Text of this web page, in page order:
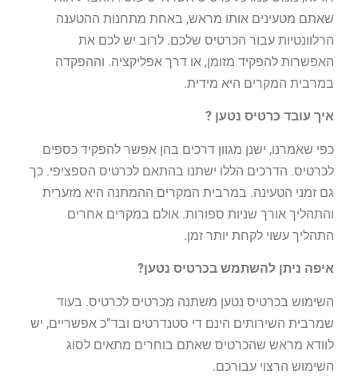
שאתם מטעינים אותו מראש, באחת מתחנות ההטענה
הרלוונטיות עבור הכרטיס שלכם. לרוב יש לכם את
האפשרות להפקיד מזומן, או דרך אפליקציה. וההפקדה
במרבית המקרים היא מידית.
איך עובד כרטיס נטען ?
כפי שאמרנו, ישנן מגוון דרכים בהן אפשר להפקיד כספים
לכרטיס. הדרכים הללו ישתנו בהתאם לכרטיס הספציפי. כך
גם זמני הטעינה. במרבית המקרים ההמתנה היא מזערית
והתהליך אורך שניות ספורות. אולם במקרים אחרים
התהליך עשוי לקחת יותר זמן.
איפה ניתן להשתמש בכרטיס נטען?
השימוש בכרטיס נטען משתנה מכרטיס לכרטיס. בעוד
שמרבית השירותים הינם די סטנדרטים ובד”כ אפשריים, יש
לוודא מראש שהכרטיס שאתם בוחרים מתאים לסוג
השימוש הרצוי עבורכם.